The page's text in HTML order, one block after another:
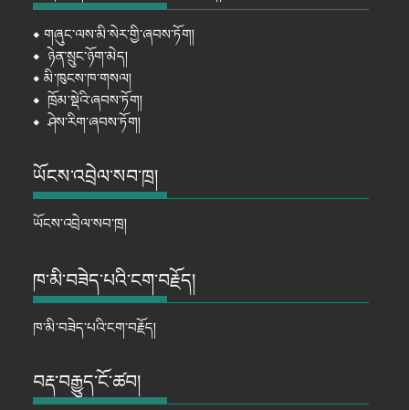
⦁གཞུང་ལས་མི་སེར་གྱི་ཞབས་ཏོག།
⦁ ཉེན་སྲུང་ཉོག་མེད།
⦁ མི་ཁུངས་ཁ་གསལ།
⦁ ཁྲོམ་སྡེའི་ཞབས་ཏོག།
⦁ཤེས་རིག་ཞབས་ཏོག།
ཡོངས་འབྲེལ་སབ་ཁྲ།
ཡོངས་འབྲེལ་སབ་ཁྲ།
ཁ་མི་བཟེད་པའི་ངག་བརྗོད།
ཁ་མི་བཟེད་པའི་ངག་བརྗོད།
བརྡ་བརྒྱུད་ངོ་ཚབ།